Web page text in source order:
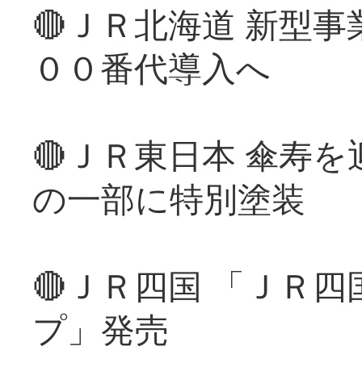
🔴ＪＲ北海道 新型
００番代導入へ
🔴ＪＲ東日本 傘寿
の一部に特別塗装
🔴ＪＲ四国 「ＪＲ
プ」発売